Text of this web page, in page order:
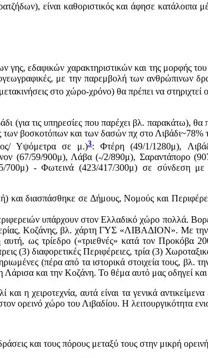
είναι καθοριστικός και άφησε κατάλοιπα
γης, εδαφικών χαρακτηριστικών και της μορφής
με την παρεμβολή των ανθρώπινων
στο χώρο-χρόνο) θα πρέπει να
(για τις υπηρεσίες που παρέχει βλ. παρακάτω),
των βοσκοτόπων και των δασών πχ στο
Υψόμετρα σε μ.)3: Φτέρη (49/1/1280μ),
(67/59/900μ), Λάβα (-/2/890μ), Σαραντάπορο
700μ) - Φωτεινά (423/417/300μ) σε σύνδεση
και διασπάσθηκε σε Δήμους, Νομούς και
υπάρχουν στον Ελλαδικό χώρο πολλά.
Κοζάνης, βλ. χάρτη ΓΥΣ «ΛΙΒΑΔΙΟΝ». Με την
αυτή, ως τρίεδρο («τριεθνές» κατά τον
(3) διαφορετικές Περιφέρειες, τρία (3)
(πέρα από τα ιστορικά στοιχεία τους,
και την Κοζάνη. Το θέμα αυτό μας οδηγεί
η χειροτεχνία, αυτά είναι τα γενικά
ορεινό χώρο του Λιβαδίου. Η λειτουργικότητα
και τους πόρους μεταξύ τους στην μικρή